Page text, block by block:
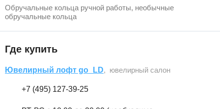
Обручальные кольца ручной работы, необычные
обручальные кольца
Где купить
Ювелирный лофт go_LD, ювелирный салон
+7 (495) 127-39-25